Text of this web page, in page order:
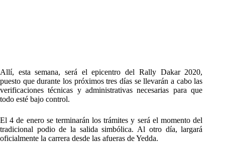
Allí, esta semana, será el epicentro del Rally Dakar 2020,
puesto que durante los próximos tres días se llevarán a cabo las
verificaciones técnicas y administrativas necesarias para que
todo esté bajo control.
El 4 de enero se terminarán los trámites y será el momento del
tradicional podio de la salida simbólica. Al otro día, largará
oficialmente la carrera desde las afueras de Yedda.